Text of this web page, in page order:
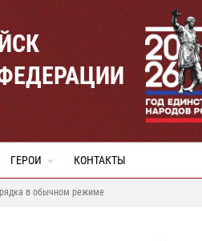
ГЕРОИ КОНТАКТЫ
в обычном режиме